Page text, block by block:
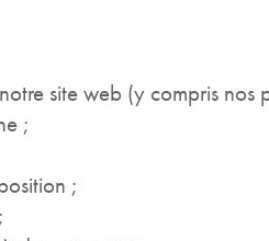
site web (y compris nos
;
;